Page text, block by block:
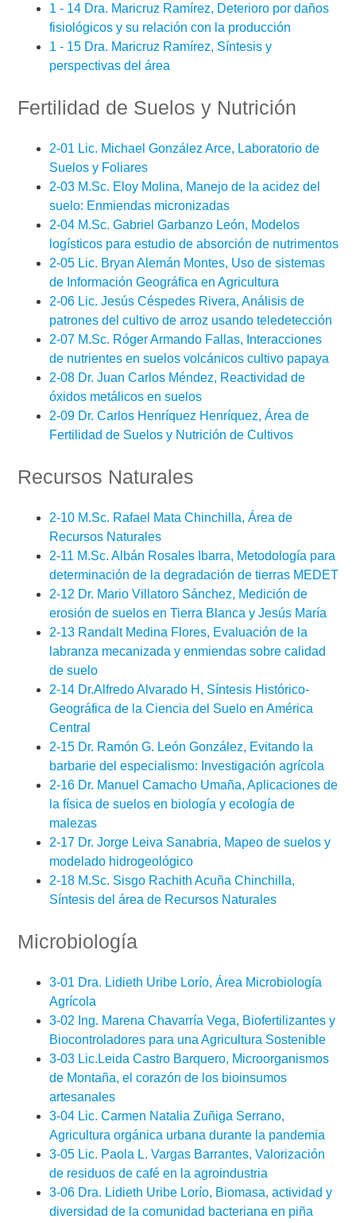
1 - 14 Dra. Maricruz Ramírez, Deterioro por daños
fisiológicos y su relación con la producción
1 - 15 Dra. Maricruz Ramírez, Síntesis y
perspectivas del área
Fertilidad de Suelos y Nutrición
2-01 Lic. Michael González Arce, Laboratorio de
Suelos y Foliares
2-03 M.Sc. Eloy Molina, Manejo de la acidez del
suelo: Enmiendas micronizadas
2-04 M.Sc. Gabriel Garbanzo León, Modelos
logísticos para estudio de absorción de nutrimentos
2-05 Lic. Bryan Alemán Montes, Uso de sistemas
de Información Geográfica en Agricultura
2-06 Lic. Jesús Céspedes Rivera, Análisis de
patrones del cultivo de arroz usando teledetección
2-07 M.Sc. Róger Armando Fallas, Interacciones
de nutrientes en suelos volcánicos cultivo papaya
2-08 Dr. Juan Carlos Méndez, Reactividad de
óxidos metálicos en suelos
2-09 Dr. Carlos Henríquez Henríquez, Área de
Fertilidad de Suelos y Nutrición de Cultivos
Recursos Naturales
2-10 M.Sc. Rafael Mata Chinchilla, Área de
Recursos Naturales
2-11 M.Sc. Albán Rosales Ibarra, Metodología para
determinación de la degradación de tierras MEDET
2-12 Dr. Mario Villatoro Sánchez, Medición de
erosión de suelos en Tierra Blanca y Jesús María
2-13 Randalt Medina Flores, Evaluación de la
labranza mecanizada y enmiendas sobre calidad
de suelo
2-14 Dr.Alfredo Alvarado H, Síntesis Histórico-
Geográfica de la Ciencia del Suelo en América
Central
2-15 Dr. Ramón G. León González, Evitando la
barbarie del especialismo: Investigación agrícola
2-16 Dr. Manuel Camacho Umaña, Aplicaciones de
la física de suelos en biología y ecología de
malezas
2-17 Dr. Jorge Leiva Sanabria, Mapeo de suelos y
modelado hidrogeológico
2-18 M.Sc. Sisgo Rachith Acuña Chinchilla,
Síntesis del área de Recursos Naturales
Microbiología
3-01 Dra. Lidieth Uribe Lorío, Área Microbiología
Agrícola
3-02 Ing. Marena Chavarría Vega, Biofertilizantes y
Biocontroladores para una Agricultura Sostenible
3-03 Lic.Leida Castro Barquero, Microorganismos
de Montaña, el corazón de los bioinsumos
artesanales
3-04 Lic. Carmen Natalia Zuñiga Serrano,
Agricultura orgánica urbana durante la pandemia
3-05 Lic. Paola L. Vargas Barrantes, Valorización
de residuos de café en la agroindustria
3-06 Dra. Lidieth Uribe Lorío, Biomasa, actividad y
diversidad de la comunidad bacteriana en piña